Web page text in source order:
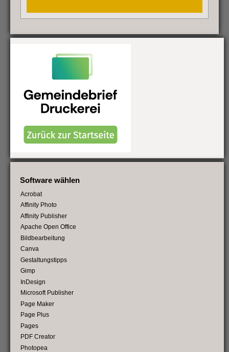
Software wählen
Acrobat
Affinity Photo
Affinity Publisher
Apache Open Office
Bildbearbeitung
Canva
Gestaltungstipps
Gimp
InDesign
Microsoft Publisher
Page Maker
Page Plus
Pages
PDF Creator
Photopea